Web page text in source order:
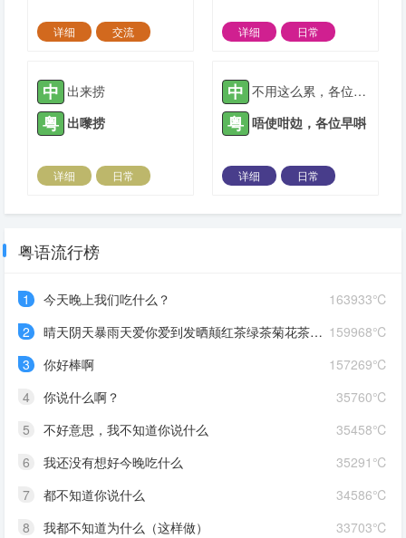
详细
交流
详细
日常
中 出来捞
粤 出嚟捞
详细
日常
中 不用这么累，各位晚安
粤 唔使咁攰，各位早唞
详细
日常
粤语流行榜
163933℃
1
今天晚上我们吃什么？
159968℃
2
晴天阴天暴雨天爱你爱到发晒颠红茶绿茶菊花茶爱你爱到蒙查查
157269℃
3
你好棒啊
35760℃
4
你说什么啊？
35458℃
5
不好意思，我不知道你说什么
35291℃
6
我还没有想好今晚吃什么
34586℃
7
都不知道你说什么
33703℃
8
我都不知道为什么（这样做）